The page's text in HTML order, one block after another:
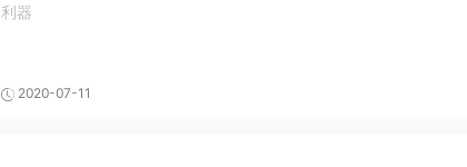
利器
2020-07-11